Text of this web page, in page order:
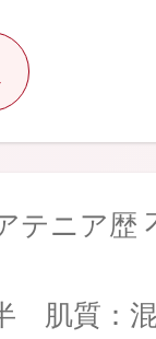
アテニア歴
肌質：